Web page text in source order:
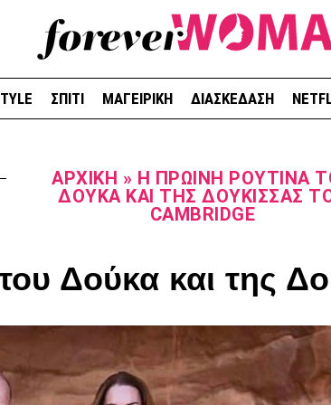
ΣΠΙΤΙ ΜΑΓΕΙΡΙΚΗ ΔΙΑΣΚΕΔΑΣΗ
ΑΡΧΙΚΉ » Η ΠΡΩΙΝΉ ΡΟΥΤΊΝΑ
ΔΟΎΚΑ ΚΑΙ ΤΗΣ ΔΟΎΚΙΣΣΑΣ
CAMBRIDGE
Δούκα και της